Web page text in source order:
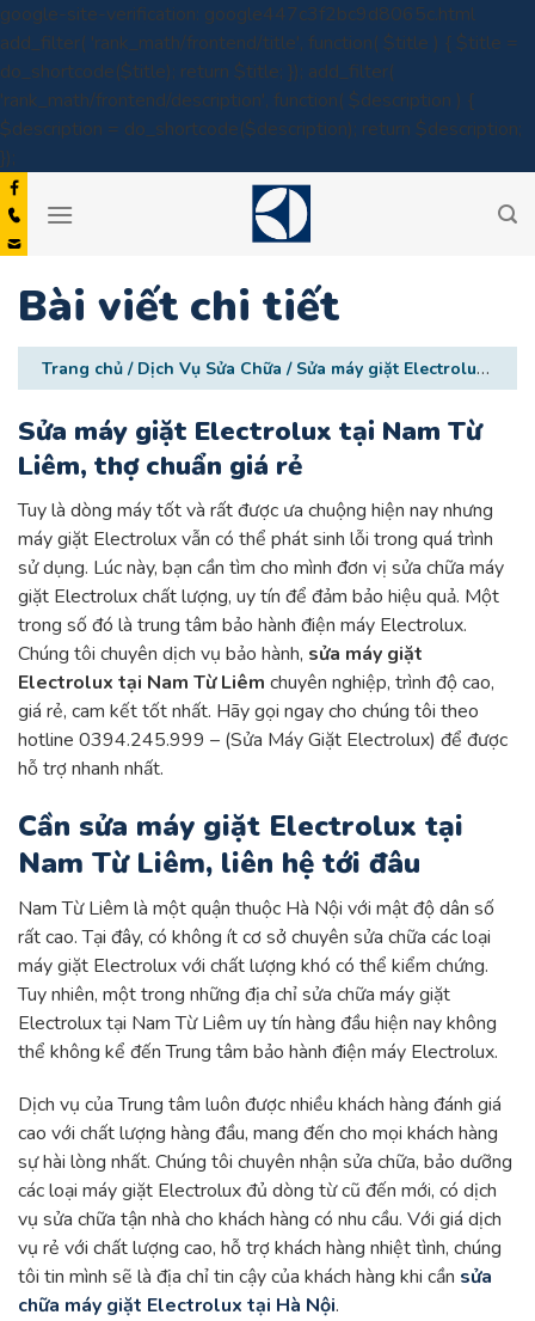
google-site-verification: google447c3f2bc9d8065c.html
add_filter( 'rank_math/frontend/title', function( $title ) { $title =
do_shortcode($title); return $title; }); add_filter(
'rank_math/frontend/description', function( $description ) {
$description = do_shortcode($description); return $description;
});
to
content
Bài viết chi tiết
Trang chủ / Dịch Vụ Sửa Chữa / Sửa máy giặt Electrolux tại Nam Từ Liêm, thợ chuẩn giá rẻ
Sửa máy giặt Electrolux tại Nam Từ
Liêm, thợ chuẩn giá rẻ
Tuy là dòng máy tốt và rất được ưa chuộng hiện nay nhưng
máy giặt Electrolux vẫn có thể phát sinh lỗi trong quá trình
sử dụng. Lúc này, bạn cần tìm cho mình đơn vị sửa chữa máy
giặt Electrolux chất lượng, uy tín để đảm bảo hiệu quả. Một
trong số đó là trung tâm bảo hành điện máy Electrolux.
Chúng tôi chuyên dịch vụ bảo hành, sửa máy giặt
Electrolux tại Nam Từ Liêm chuyên nghiệp, trình độ cao,
giá rẻ, cam kết tốt nhất. Hãy gọi ngay cho chúng tôi theo
hotline 0394.245.999 – (Sửa Máy Giặt Electrolux) để được
hỗ trợ nhanh nhất.
Cần sửa máy giặt Electrolux tại
Nam Từ Liêm, liên hệ tới đâu
Nam Từ Liêm là một quận thuộc Hà Nội với mật độ dân số
rất cao. Tại đây, có không ít cơ sở chuyên sửa chữa các loại
máy giặt Electrolux với chất lượng khó có thể kiểm chứng.
Tuy nhiên, một trong những địa chỉ sửa chữa máy giặt
Electrolux tại Nam Từ Liêm uy tín hàng đầu hiện nay không
thể không kể đến Trung tâm bảo hành điện máy Electrolux.
Dịch vụ của Trung tâm luôn được nhiều khách hàng đánh giá
cao với chất lượng hàng đầu, mang đến cho mọi khách hàng
sự hài lòng nhất. Chúng tôi chuyên nhận sửa chữa, bảo dưỡng
các loại máy giặt Electrolux đủ dòng từ cũ đến mới, có dịch
vụ sửa chữa tận nhà cho khách hàng có nhu cầu. Với giá dịch
vụ rẻ với chất lượng cao, hỗ trợ khách hàng nhiệt tình, chúng
tôi tin mình sẽ là địa chỉ tin cậy của khách hàng khi cần sửa
chữa máy giặt Electrolux tại Hà Nội.